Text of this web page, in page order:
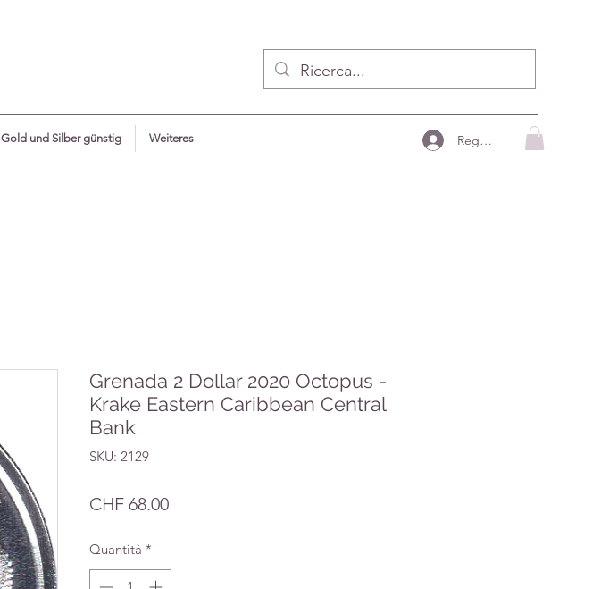
Gold und Silber günstig Weiteres Registrzion
Grenada 2 Dollar 2020 Octopus -
Krake Eastern Caribbean Central
Bank
SKU: 2129
CHF 68.00Prezzo
Quantità *